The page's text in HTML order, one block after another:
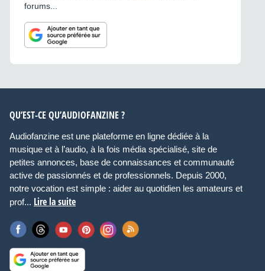
forums...
QU’EST-CE QU’AUDIOFANZINE ?
Audiofanzine est une plateforme en ligne dédiée à la
musique et à l’audio, à la fois média spécialisé, site de
petites annonces, base de connaissances et communauté
active de passionnés et de professionnels. Depuis 2000,
notre vocation est simple : aider au quotidien les amateurs et
prof... Lire la suite